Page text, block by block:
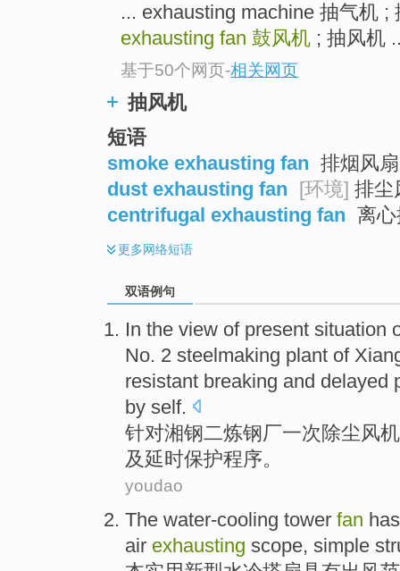
... exhausting machine 抽气机
exhausting fan 鼓风机 ; 抽风机
基于50个网页-相关网页
抽风机
短语
smoke exhausting fan 排烟风扇
dust exhausting fan [环境] 排尘
centrifugal exhausting fan 离
更多网络短语
双语例句
In the view of present situation
No. 2 steelmaking plant of
resistant breaking and delayed
by self.
针对湘钢二炼钢厂一次除尘风机
及 延时保护程序。
youdao
The water-cooling tower fan has
air exhausting scope, simple